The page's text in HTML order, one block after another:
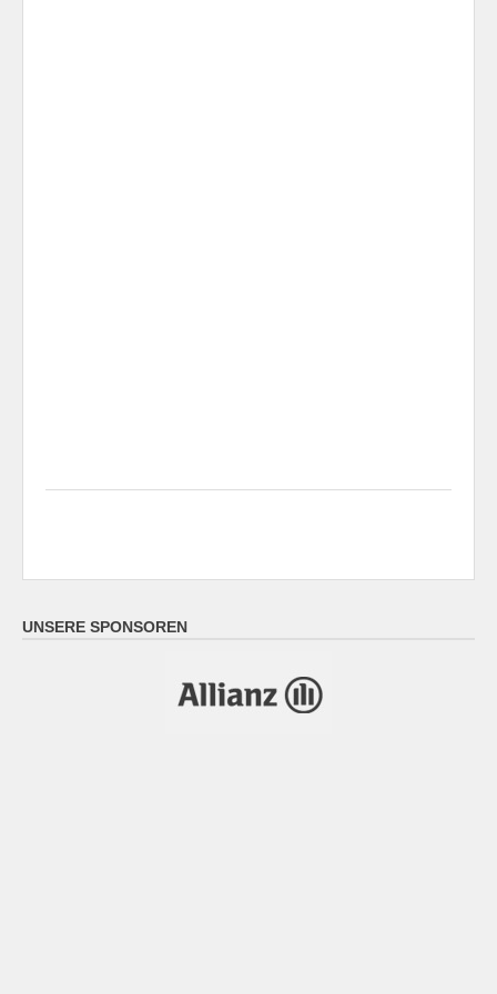
UNSERE SPONSOREN